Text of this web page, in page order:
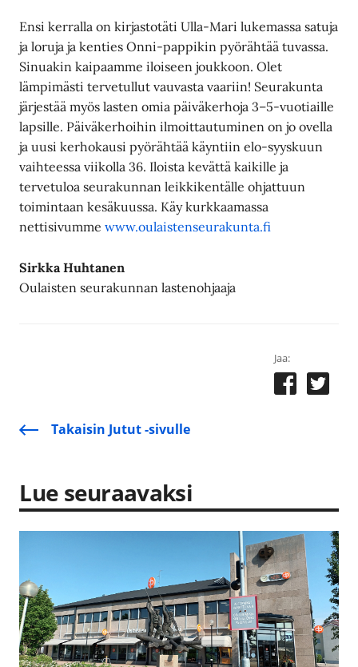
Ensi kerralla on kirjastotäti Ulla-Mari lukemassa satuja
ja loruja ja kenties Onni-pappikin pyörähtää tuvassa.
Sinuakin kaipaamme iloiseen joukkoon. Olet
lämpimästi tervetullut vauvasta vaariin! Seurakunta
järjestää myös lasten omia päiväkerhoja 3–5-vuotiaille
lapsille. Päiväkerhoihin ilmoittautuminen on jo ovella
ja uusi kerhokausi pyörähtää käyntiin elo-syyskuun
vaihteessa viikolla 36. Iloista kevättä kaikille ja
tervetuloa seurakunnan leikkikentälle ohjattuun
toimintaan kesäkuussa. Käy kurkkaamassa
nettisivummewww.oulaistenseurakunta.fi
Sirkka Huhtanen
Oulaisten seurakunnan lastenohjaaja
Jaa:
Takaisin Jutut -sivulle
Lue seuraavaksi